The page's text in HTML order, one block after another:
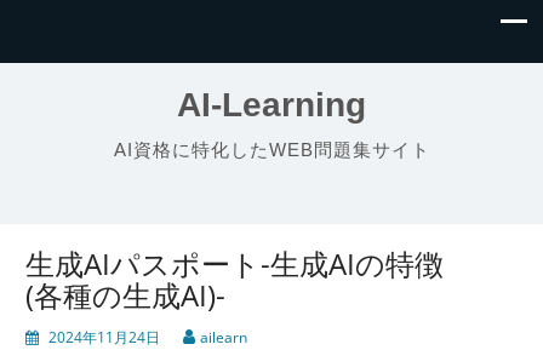
AI-Learning
AI資格に特化したWEB問題集サイト
生成AIパスポート-生成AIの特徴
(各種の生成AI)-
2024年11月24日 ailearn